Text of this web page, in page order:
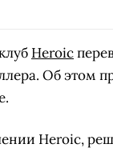
Heroic
Об этом
Heroic,